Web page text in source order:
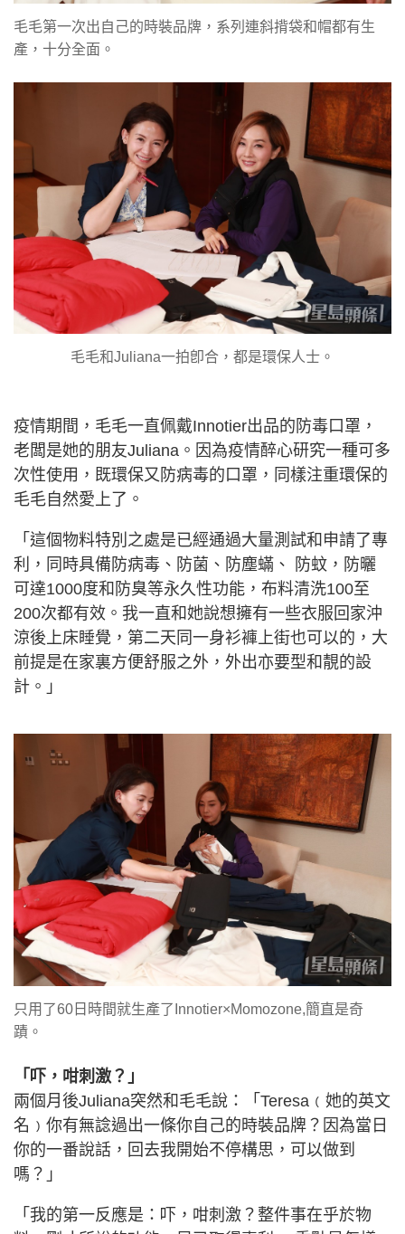
毛毛第一次出自己的時裝品牌，系列連斜揹袋和帽都有生
產，十分全面。
毛毛和Juliana一拍卽合，都是環保人士。
疫情期間，毛毛一直佩戴Innotier出品的防毒口罩，
老闆是她的朋友Juliana。因為疫情醉心研究一種可多
次性使用，既環保又防病毒的口罩，同樣注重環保的
毛毛自然愛上了。
「這個物料特別之處是已經通過大量測試和申請了專
利，同時具備防病毒、防菌、防塵蟎、 防蚊，防曬
可達1000度和防臭等永久性功能，布料清洗100至
200次都有效。我一直和她說想擁有一些衣服回家沖
涼後上床睡覺，第二天同一身衫褲上街也可以的，大
前提是在家裏方便舒服之外，外出亦要型和靚的設
計。」
只用了60日時間就生產了Innotier×Momozone,簡直是奇
蹟。
「吓，咁刺激？」
兩個月後Juliana突然和毛毛說：「Teresa﹙她的英文
名﹚你有無諗過出一條你自己的時裝品牌？因為當日
你的一番說話，回去我開始不停構思，可以做到
嗎？」
「我的第一反應是：吓，咁刺激？整件事在乎於物